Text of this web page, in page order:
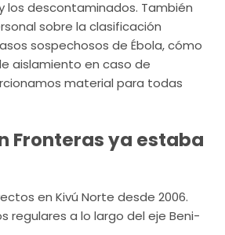
los descontaminados. También
sobre la clasificación
sospechosos de Ébola, cómo
aislamiento en caso de
material para todas
Fronteras ya estaba
en Kivú Norte desde 2006.
regulares a lo largo del eje Beni-